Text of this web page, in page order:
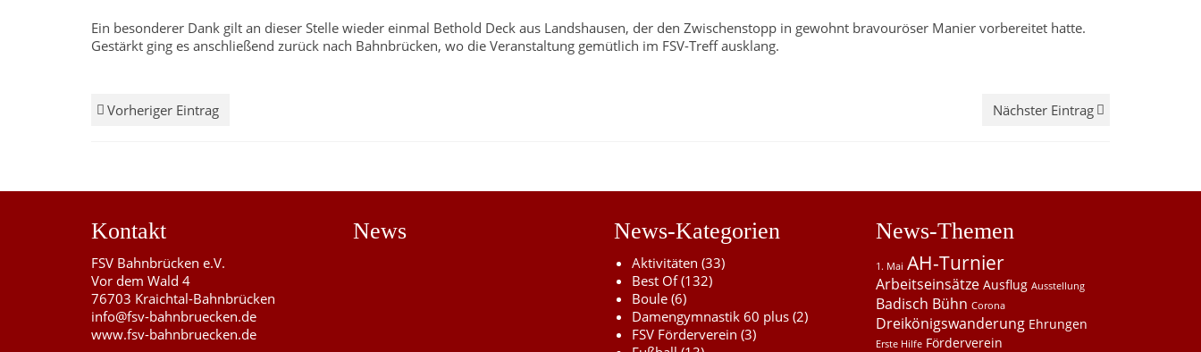
Ein besonderer Dank gilt an dieser Stelle wieder einmal Bethold Deck aus Landshausen, der den Zwischenstopp in gewohnt bravouröser Manier vorbereitet hatte.
Gestärkt ging es anschließend zurück nach Bahnbrücken, wo die Veranstaltung gemütlich im FSV-Treff ausklang.
Vorheriger Eintrag Nächster Eintrag
Kontakt
FSV Bahnbrücken e.V.
Vor dem Wald 4
76703 Kraichtal-Bahnbrücken
info@fsv-bahnbruecken.de
www.fsv-bahnbruecken.de
News News-Kategorien
Aktivitäten (33)
Best Of(132)
Boule (6)
Damengymnastik 60 plus (2)
FSV Förderverein (3)
News-Themen
1. Mai AH-Turnier
Arbeitseinsätze Ausflug Ausstellung
Badisch Bühn Corona
Dreikönigswanderung Ehrungen
Erste Hilfe Förderverein